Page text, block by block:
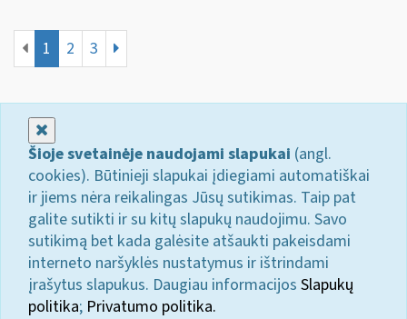
1 2 3
Šioje svetainėje naudojami slapukai (angl.
cookies). Būtinieji slapukai įdiegiami automatiškai
ir jiems nėra reikalingas Jūsų sutikimas. Taip pat
galite sutikti ir su kitų slapukų naudojimu. Savo
sutikimą bet kada galėsite atšaukti pakeisdami
interneto naršyklės nustatymus ir ištrindami
įrašytus slapukus. Daugiau informacijos Slapukų
politika; Privatumo politika.